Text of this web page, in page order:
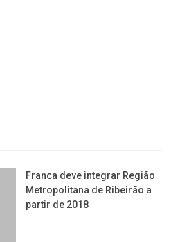
Franca deve integrar Região
Metropolitana de Ribeirão a
partir de 2018